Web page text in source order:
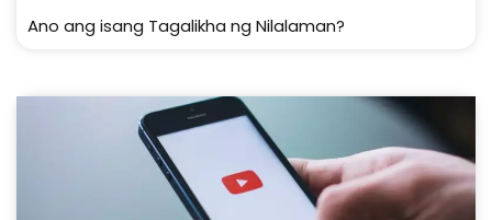
Ano ang isang Tagalikha ng Nilalaman?